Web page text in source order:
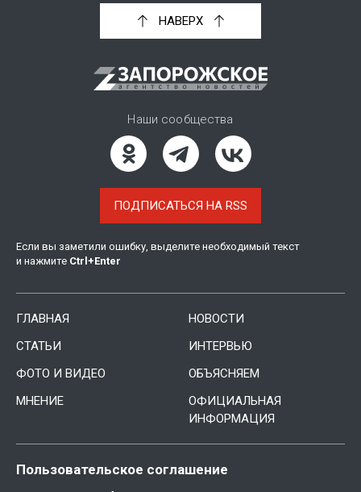
НАВЕРХ
Наши сообщества
ПОДПИСАТЬСЯ НА RSS
Если вы заметили ошибку, выделите необходимый текст
и нажмите Ctrl +Enter
ГЛАВНАЯ
НОВОСТИ
СТАТЬИ
ИНТЕРВЬЮ
ФОТО И ВИДЕО
ОБЪЯСНЯЕМ
МНЕНИЕ
ОФИЦИАЛЬНАЯ
ИНФОРМАЦИЯ
Пользовательское соглашение